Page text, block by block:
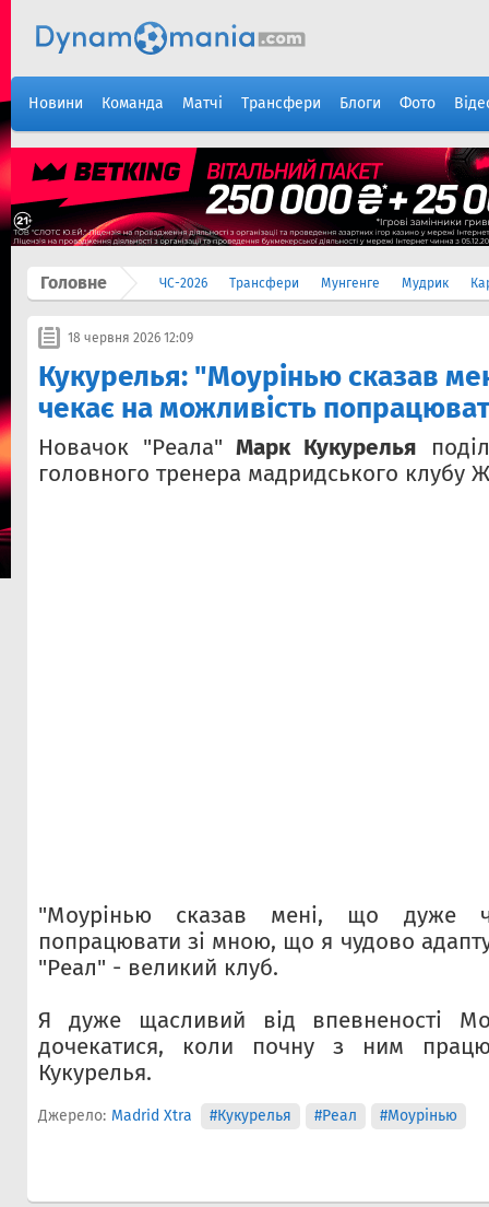
Новини Команда Матчі Трансфери Блоги Фото
Головне ЧС-2026 Трансфери Мунгенге Мудрик
18 червня 2026 12:09
Кукурелья: "Моурінью сказав
чекає на можливість
Новачок "Реала"Марк Кукурелья
головного тренера мадридського клубу
"Моурінью сказав мені, що дуже
попрацювати зі мною, що я чудово
"Реал" - великий клуб.
Я дуже щасливий від впевненості
дочекатися, коли почну з ним
Кукурелья.
Джерело: Madrid Xtra #Кукурелья #Реал #Моурінью